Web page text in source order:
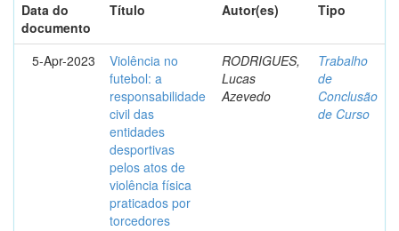
Data do
documento
Título Autor(es) Tipo
5-Apr-2023
Violência no
futebol: a
responsabilidade
civil das
entidades
desportivas
pelos atos de
violência física
praticados por
torcedores
RODRIGUES,
Lucas
Azevedo
Trabalho
de
Conclusão
de Curso